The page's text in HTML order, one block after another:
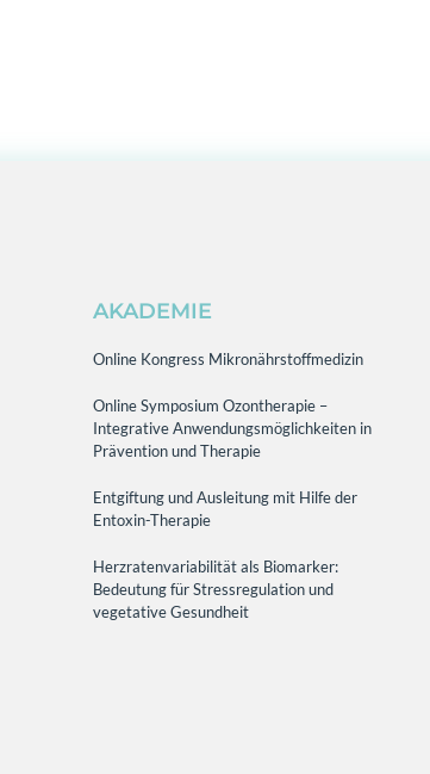
AKADEMIE
Online Kongress Mikronährstoffmedizin
Online Symposium Ozontherapie –
Integrative Anwendungsmöglichkeiten in
Prävention und Therapie
Entgiftung und Ausleitung mit Hilfe der
Entoxin-Therapie
Herzratenvariabilität als Biomarker:
Bedeutung für Stressregulation und
vegetative Gesundheit